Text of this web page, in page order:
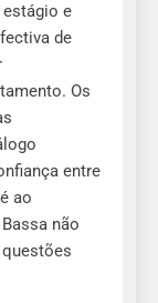
e
de
Os
entre
ao
não